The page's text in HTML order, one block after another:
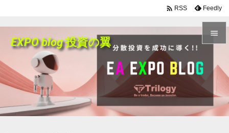

メニュ

前へ

次へ
 RSS Feedly
EXPO blog 投資の翼